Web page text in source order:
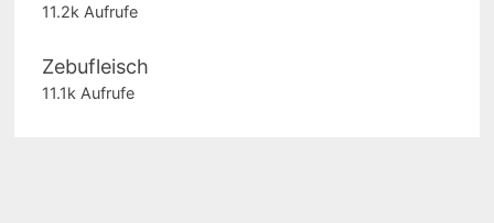
11.2k Aufrufe
Zebufleisch
11.1k Aufrufe